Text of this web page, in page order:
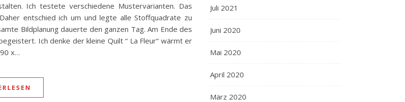
Ich testete verschiedene Mustervarianten. Das
entschied ich um und legte alle Stoffquadrate zu
Bildplanung dauerte den ganzen Tag. Am Ende des
Ich denke der kleine Quilt “ La Fleur“ wärmt er
x…
Juli 2021
Juni 2020
Mai 2020
April 2020
März 2020